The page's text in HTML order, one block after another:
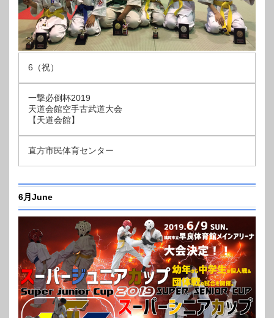
6（祝）
一撃必倒杯2019
天道会館空手古武道大会
【天道会館】
直方市民体育センター
6月June